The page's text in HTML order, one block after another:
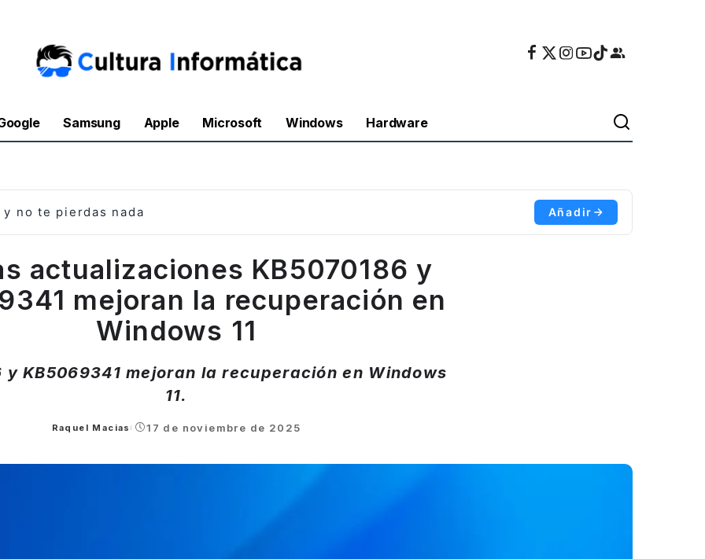
Samsung Apple Microsoft Windows Hardware
y no te pierdas nada Añadir
actualizaciones KB5070186 y
mejoran la recuperación en
Windows 11
y KB5069341 mejoran la recuperación en Windows
11.
Posted
Raquel Macias 17 de noviembre de 2025